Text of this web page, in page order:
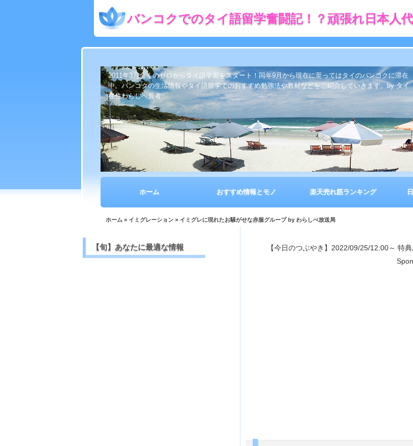
バンコクでのタイ語留学奮闘記！？頑張れ日本人
2011年3月全くのゼロからタイ語学習をスタート！同年9月から現在に至ってはタイのバンコクに滞在
中。バンコクの生活情報やタイ語留学でのおすすめ勉強法や教材などをご紹介していきます。by タイ
在住わらしべ長者
ホーム おすすめ情報とモノ 楽天売れ筋ランキング
ホーム » イミグレーション » イミグレに現れたお騒がせな赤服グループ by わらしべ放送局
【今日のつぶやき】2022/09/25/12:00～ 特典あり⇒【
【旬】あなたに最適な情報